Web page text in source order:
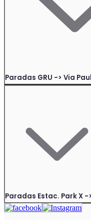
Paradas GRU -> Via
Paradas Estac. Park X -